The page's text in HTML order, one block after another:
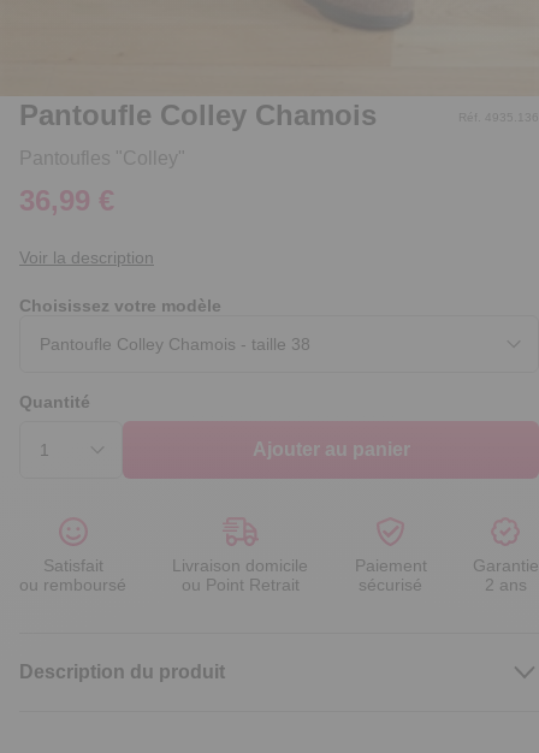
Pantoufle Colley Chamois
Pantoufles "Colley"
Réf. 4935.136
36,99 €
Voir la description
Choisissez votre modèle
Quantité
Ajouter au panier
Satisfait
ou remboursé
Livraison domicile
ou Point Retrait
Paiement
sécurisé
Garantie
2 ans
Description du produit